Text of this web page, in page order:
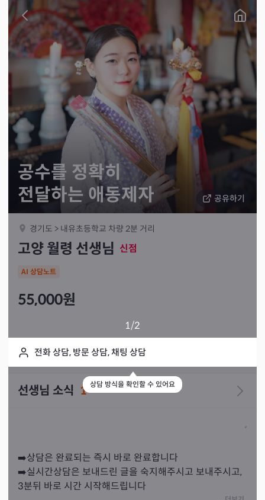
공유하기
공수를 정확히
전달하는 애동제자
경기도 > 내유초등학교 차량 2분 거리
고양 월령 선생님 신점
AI 상담노트
55,000원
1/2
전화 상담, 방문 상담, 채팅 상담
상담 방식을 확인할 수 있어요
선생님 소식 1
➡️상담은 완료되는 즉시 바로 완료합니다
➡️실시간상담은 보내드린 글을 숙지해주시고 보내주시고,
3분뒤 바로 시간 시작해드립니다